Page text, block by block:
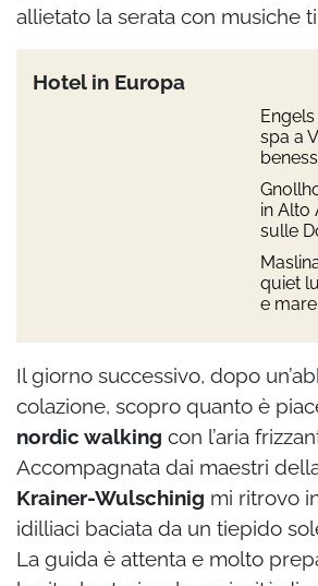
allietato la serata con musiche
Hotel in Europa
spa a
in Alto
sulle
quiet
e
Il giorno successivo, dopo
colazione, scopro quanto è
nordic walking con l’aria
Accompagnata dai maestri
Krainer-Wulschinig mi ritrovo
idilliaci baciata da un tiepido
La guida è attenta e molto